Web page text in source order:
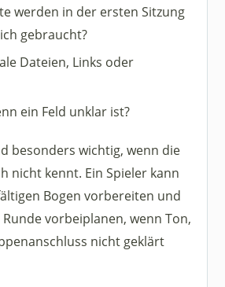
werden in der ersten Sitzung
gebraucht?
Dateien, Links oder
ein Feld unklar ist?
besonders wichtig, wenn die
nicht kennt. Ein Spieler kann
Bogen vorbereiten und
vorbeiplanen, wenn Ton,
nicht geklärt